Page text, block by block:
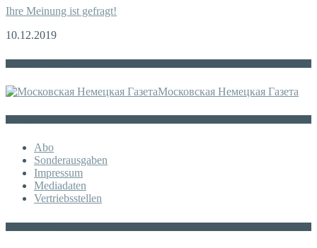
Ihre Meinung ist gefragt!
10.12.2019
Московская Немецкая Газета
Abo
Sonderausgaben
Impressum
Mediadaten
Vertriebsstellen